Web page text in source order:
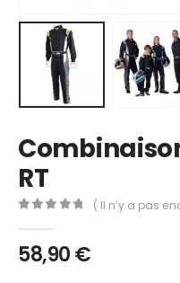
Combinaison
RT
( Il n’y a pas
58,90€